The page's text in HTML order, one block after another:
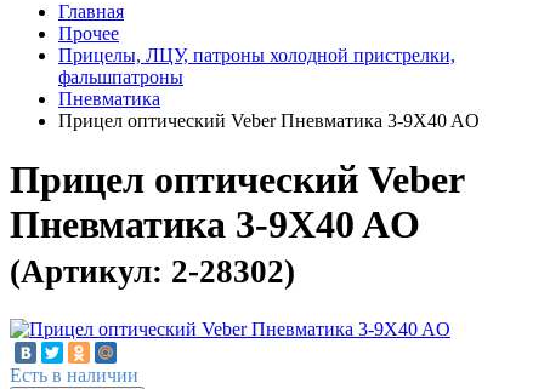
Главная
Прочее
Прицелы, ЛЦУ, патроны холодной пристрелки,
фальшпатроны
Пневматика
Прицел оптический Veber Пневматика 3-9X40 AO
Прицел оптический Veber
Пневматика 3-9X40 AO
(Артикул: 2-28302)
Есть в наличии